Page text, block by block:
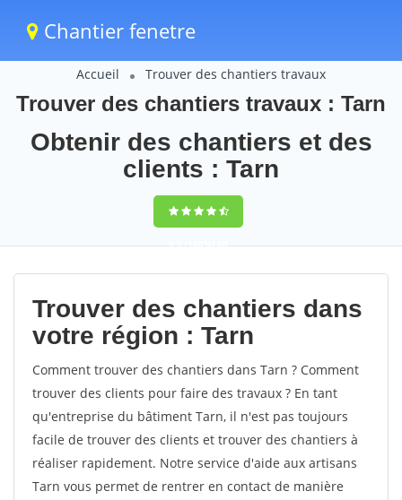
Chantier fenetre
Accueil Trouver des chantiers travaux
Trouver des chantiers travaux : Tarn
Obtenir des chantiers et des
clients : Tarn
9,5(100%)68
votes
Trouver des chantiers dans
votre région : Tarn
Comment trouver des chantiers dans Tarn ? Comment
trouver des clients pour faire des travaux ? En tant
qu'entreprise du bâtiment Tarn, il n'est pas toujours
facile de trouver des clients et trouver des chantiers à
réaliser rapidement. Notre service d'aide aux artisans
Tarn vous permet de rentrer en contact de manière